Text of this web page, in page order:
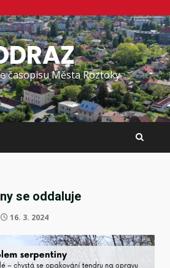
časopisu Města Roztoky
se oddaluje
16. 3. 2024